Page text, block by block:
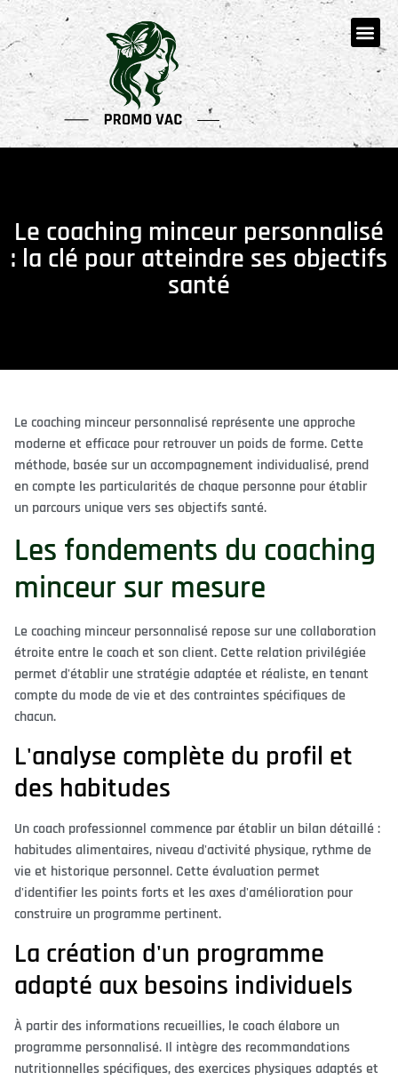
Le coaching minceur personnalisé
: la clé pour atteindre ses objectifs
santé
Le coaching minceur personnalisé représente une approche
moderne et efficace pour retrouver un poids de forme. Cette
méthode, basée sur un accompagnement individualisé, prend
en compte les particularités de chaque personne pour établir
un parcours unique vers ses objectifs santé.
Les fondements du coaching
minceur sur mesure
Le coaching minceur personnalisé repose sur une collaboration
étroite entre le coach et son client. Cette relation privilégiée
permet d'établir une stratégie adaptée et réaliste, en tenant
compte du mode de vie et des contraintes spécifiques de
chacun.
L'analyse complète du profil et
des habitudes
Un coach professionnel commence par établir un bilan détaillé :
habitudes alimentaires, niveau d'activité physique, rythme de
vie et historique personnel. Cette évaluation permet
d'identifier les points forts et les axes d'amélioration pour
construire un programme pertinent.
La création d'un programme
adapté aux besoins individuels
À partir des informations recueillies, le coach élabore un
programme personnalisé. Il intègre des recommandations
nutritionnelles spécifiques, des exercices physiques adaptés et